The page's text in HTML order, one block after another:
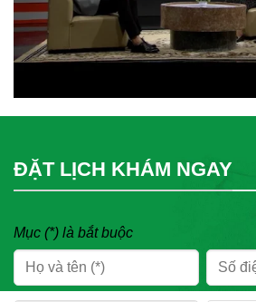
ĐẶT LỊCH KHÁM NGAY
Mục (*) là bắt buộc